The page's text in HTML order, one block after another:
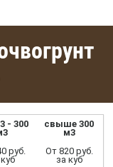
- 300
свыше 300
м3
руб.
От 820 руб.
за куб